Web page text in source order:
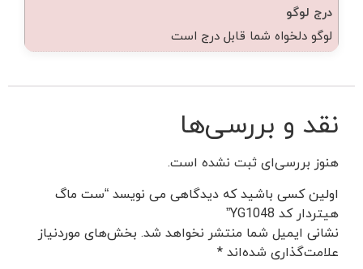
درج لوگو
لوگو دلخواه شما قابل درج است
نقد و بررسی‌ها
هنوز بررسی‌ای ثبت نشده است.
اولین کسی باشید که دیدگاهی می نویسد “ست ماگ
هیتردار کد YG1048”
نشانی ایمیل شما منتشر نخواهد شد. بخش‌های موردنیاز
علامت‌گذاری شده‌اند*